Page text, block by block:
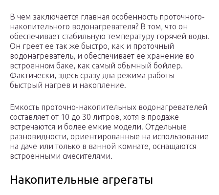
В чем заключается главная особенность проточного-
накопительного водонагревателя? В том, что он
обеспечивает стабильную температуру горячей воды.
Он греет ее так же быстро, как и проточный
водонагреватель, и обеспечивает ее хранение во
встроенном баке, как самый обычный бойлер.
Фактически, здесь сразу два режима работы –
быстрый нагрев и накопление.
Емкость проточно-накопительных водонагревателей
составляет от 10 до 30 литров, хотя в продаже
встречаются и более емкие модели. Отдельные
разновидности, ориентированные на использование
на даче или только в ванной комнате, оснащаются
встроенными смесителями.
Накопительные агрегаты